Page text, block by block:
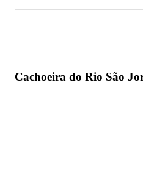
Cachoeira do Rio São